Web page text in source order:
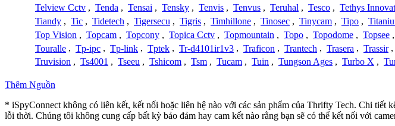
Telview Cctv , Tenda , Tensai , Tensky , Tenvis , Tenvus , Teruhal , Tesco , Tethys
Tiandy , Tic , Tidetech , Tigersecu , Tigris , Timhillone , Tinosec , Tinycam , Tipo ,
Top Vision , Topcam , Topcony , Topica Cctv , Topmountain , Topo , Topodome , Topsee ,
Touralle , Tp-ipc , Tp-link , Tptek , Tr-d4101ir1v3 , Traficon , Trantech , Trasera , Trassir ,
Truvision , Ts4001 , Tseeu , Tshicom , Tsm , Tucam , Tuin , Tungson Ages , Turbo X ,
Thêm Nguồn
* iSpyConnect không có liên kết, kết nối hoặc liên hệ nào với các sản phẩm của Thrifty Tech. Chi
lỗi thời. Chúng tôi không cung cấp bất kỳ bảo đảm hay cam kết nào rằng bạn sẽ có thể kết nối với